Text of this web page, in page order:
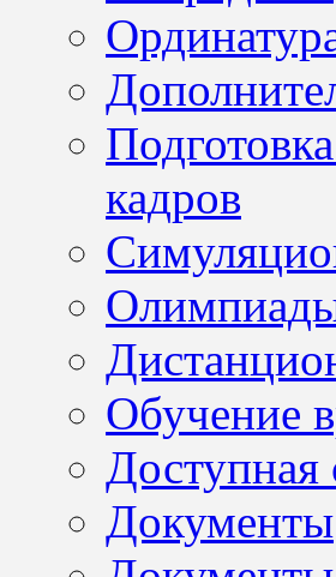
кадров
Обучение
Доступная
Документы